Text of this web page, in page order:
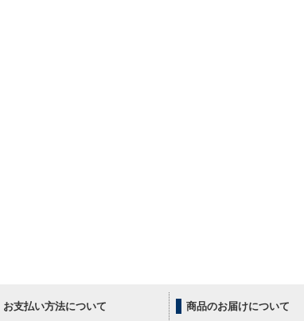
お支払い方法について 商品のお届けについて